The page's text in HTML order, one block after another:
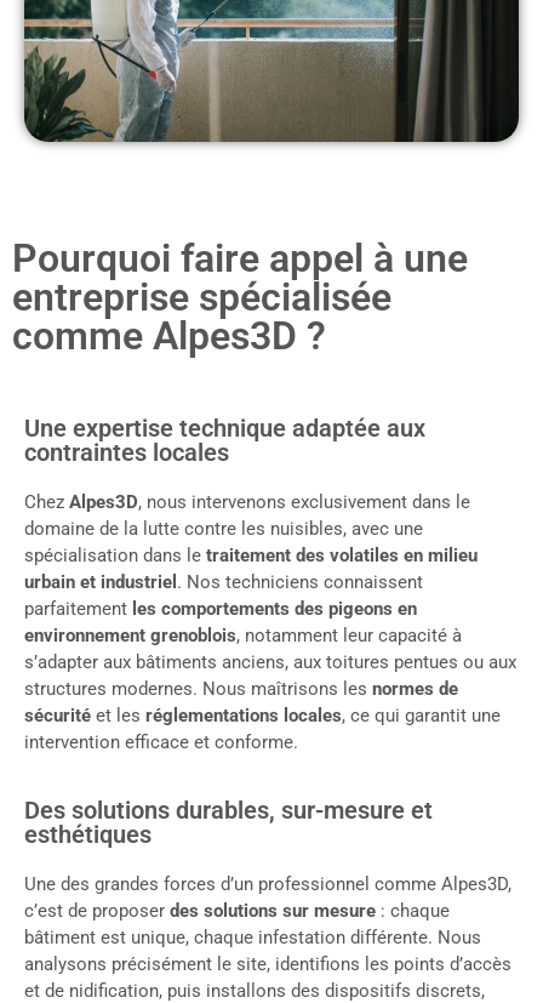
Pourquoi faire appel à une
entreprise spécialisée
comme Alpes3D ?
Une expertise technique adaptée aux
contraintes locales
Chez Alpes3D, nous intervenons exclusivement dans le
domaine de la lutte contre les nuisibles, avec une
spécialisation dans le traitement des volatiles en milieu
urbain et industriel . Nos techniciens connaissent
parfaitement les comportements des pigeons en
environnement grenoblois, notamment leur capacité à
s’adapter aux bâtiments anciens, aux toitures pentues ou aux
structures modernes. Nous maîtrisons les normes de
sécurité et les réglementations locales, ce qui garantit une
intervention efficace et conforme.
Des solutions durables, sur-mesure et
esthétiques
Une des grandes forces d’un professionnel comme Alpes3D,
c’est de proposer des solutions sur mesure : chaque
bâtiment est unique, chaque infestation différente. Nous
analysons précisément le site, identifions les points d’accès
et de nidification, puis installons des dispositifs discrets,